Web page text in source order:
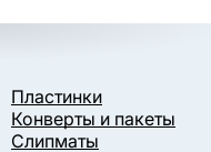
Пластинки
Конверты и пакеты
Слипматы